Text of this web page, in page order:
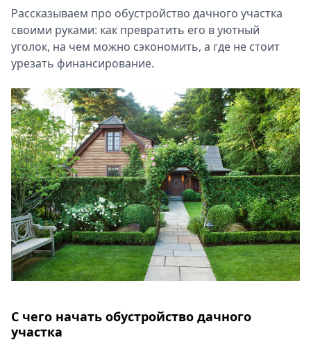
О
Metro
Стримы
Спецпроекты
Выборы
2026
Скачай
Metro
Рассказываем про обустройство дачного участка
своими руками: как превратить его в уютный
уголок, на чем можно сэкономить, а где не стоит
урезать финансирование.
С чего начать обустройство дачного
участка